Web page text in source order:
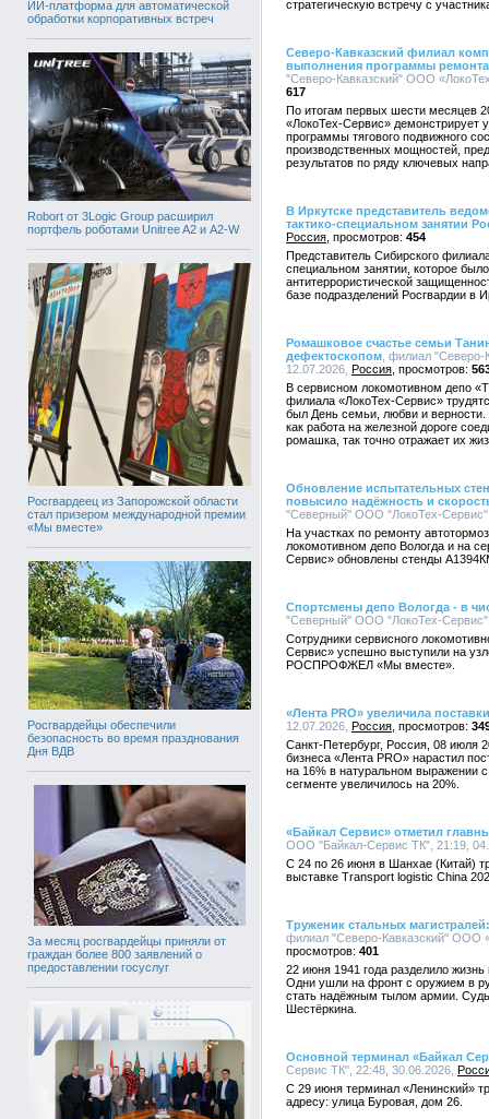
ИИ-платформа для автоматической
обработки корпоративных встреч
Robort от 3Logic Group расширил
портфель роботами Unitree A2 и A2-W
Росгвардеец из Запорожской области
стал призером международной премии
«Мы вместе»
Росгвардейцы обеспечили
безопасность во время празднования
Дня ВДВ
За месяц росгвардейцы приняли от
граждан более 800 заявлений о
предоставлении госуслуг
стратегическую встречу с
Северо-Кавказский филиал
выполнения программы ремонта
"Северо-Кавказский" ООО
617
По итогам первых шести месяцев
«ЛокоТех-Сервис» демонстрирует
программы тягового подвижного
производственных мощностей,
результатов по ряду ключевых
В Иркутске представитель
тактико-специальном занятии
Россия
454
Представитель Сибирского
специальном занятии, которое
антитеррористической
базе подразделений Росгвардии в
Ромашковое счастье семьи
дефектоскопом , филиал
12.07.2026, Россия
В сервисном локомотивном депо
филиала «ЛокоТех-Сервис»
был День семьи, любви и
как работа на железной дороге
ромашка, так точно отражает их
Обновление испытательных
повысило надёжность и
"Северный" ООО "ЛокоТех-
На участках по ремонту
локомотивном депо Вологда и на
Сервис» обновлены стенды
Спортсмены депо Вологда - в
"Северный" ООО "ЛокоТех-
Сотрудники сервисного
Сервис» успешно выступили на
РОСПРОФЖЕЛ «Мы вместе».
«Лента PRO» увеличила
12.07.2026, Россия
Санкт-Петербург, Россия, 08 июля
бизнеса «Лента PRO» нарастил
на 16% в натуральном выражении
сегменте увеличилось на 20%.
«Байкал Сервис» отметил
ООО "Байкал-Сервис ТК", 21:19,
С 24 по 26 июня в Шанхае (Китай)
выставке Transport logistic China
Труженик стальных
филиал "Северо-Кавказский" ООО
401
22 июня 1941 года разделило
Одни ушли на фронт с оружием в
стать надёжным тылом армии.
Шестёркина.
Основной терминал «Байкал
Сервис ТК", 22:48, 30.06.2026,
С 29 июня терминал «Ленинский»
адресу: улица Буровая, дом 26.